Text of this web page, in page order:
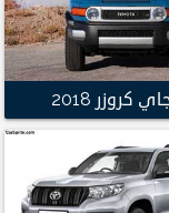
كروزر 2018